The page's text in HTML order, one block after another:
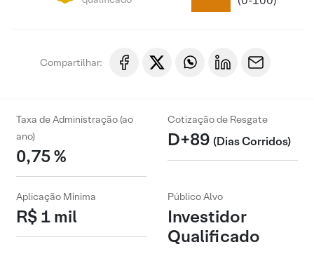
Compartilhar:
Taxa de Administração (ao
ano)
0,75 %
Cotização de Resgate
D+89 (Dias Corridos)
Aplicação Mínima
R$ 1 mil
Público Alvo
Investidor
Qualificado